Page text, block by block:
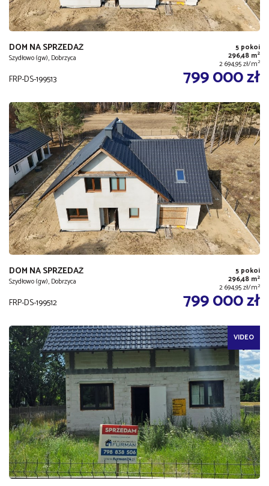
DOM NA SPRZEDAŻ
Szydłowo (gw), Dobrzyca
5 pokoi
296,48 m2
2 694,95 zł/m2
FRP-DS-199513 799 000 zł
DOM NA SPRZEDAŻ
Szydłowo (gw), Dobrzyca
5 pokoi
296,48 m2
2 694,95 zł/m2
FRP-DS-199512 799 000 zł
VIDEO